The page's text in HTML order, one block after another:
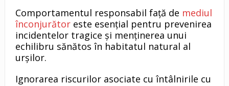
Comportamentul responsabil față de mediul
înconjurătoreste esențial pentru prevenirea
incidentelor tragice și menținerea unui
echilibru sănătos în habitatul natural al
urșilor.
Ignorarea riscurilor asociate cu întâlnirile cu